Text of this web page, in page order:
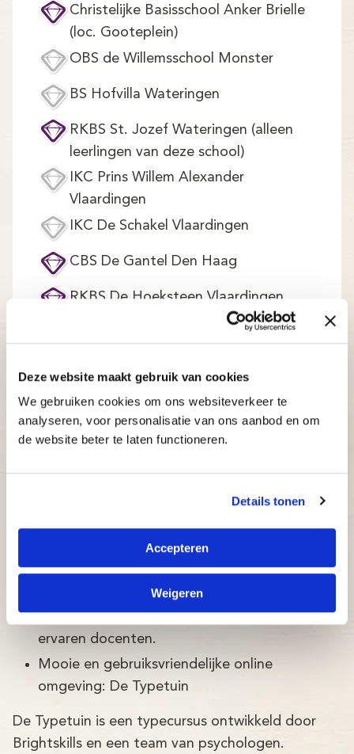
Deze website maakt gebruik van cookies
We gebruiken cookies om ons websiteverkeer te
analyseren, voor personalisatie van ons aanbod en om
de website beter te laten functioneren.
Details tonen
Accepteren
Weigeren
Christelijke Basisschool Anker Brielle
(loc. Gooteplein)
OBS de Willemsschool Monster
BS Hofvilla Wateringen
RKBS St. Jozef Wateringen (alleen
leerlingen van deze school)
IKC Prins Willem Alexander
Vlaardingen
IKC De Schakel Vlaardingen
CBS De Gantel Den Haag
RKBS De Hoeksteen Vlaardingen
NBS Woonstede Den Haag
CNS De Nieuwe Weg Oostvoorne
Mariaschool Den Hoorn (loc. ONP)
Maasdijk combineren het beste van twee
Persoonlijke aandacht en begeleiding door
ervaren docenten.
Mooie en gebruiksvriendelijke online
omgeving: De Typetuin
De Typetuin is een typecursus ontwikkeld door
Brightskills en een team van psychologen.